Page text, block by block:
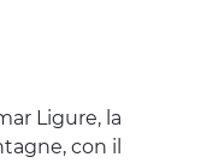
Ligure, la
con il